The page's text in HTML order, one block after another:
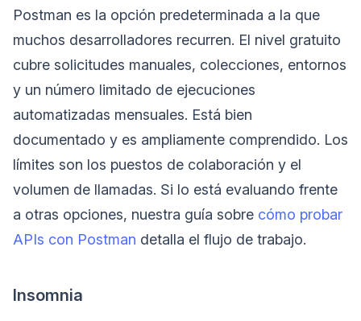
Postman es la opción predeterminada a la que
muchos desarrolladores recurren. El nivel gratuito
cubre solicitudes manuales, colecciones, entornos
y un número limitado de ejecuciones
automatizadas mensuales. Está bien
documentado y es ampliamente comprendido. Los
límites son los puestos de colaboración y el
volumen de llamadas. Si lo está evaluando frente
a otras opciones, nuestra guía sobre cómo probar
APIs con Postman detalla el flujo de trabajo.
Insomnia